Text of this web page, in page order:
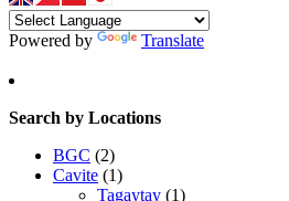
Powered by Translate
Search by Locations
BGC (2)
Cavite (1)
Tagaytay (1)